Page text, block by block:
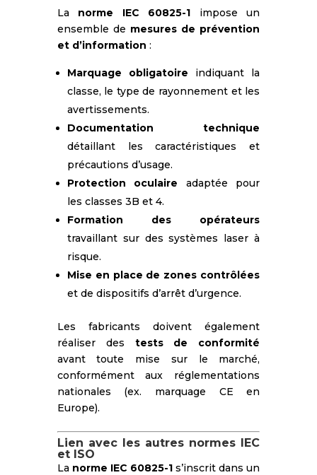
La norme IEC 60825-1 impose un
ensemble de mesures de prévention
et d’information :
Marquage obligatoire indiquant la
classe, le type de rayonnement et les
avertissements.
Documentation technique
détaillant les caractéristiques et
précautions d’usage.
Protection oculaire adaptée pour
les classes 3B et 4.
Formation des opérateurs
travaillant sur des systèmes laser à
risque.
Mise en place de zones contrôlées
et de dispositifs d’arrêt d’urgence.
Les fabricants doivent également
réaliser des tests de conformité
avant toute mise sur le marché,
conformément aux réglementations
nationales (ex. marquage CE en
Europe).
Lien avec les autres normes IEC
et ISO
La norme IEC 60825-1 s’inscrit dans un